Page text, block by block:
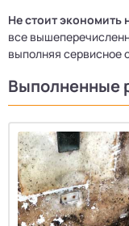
Не стоит экономить
все
выполняя сервисное
Выполненные